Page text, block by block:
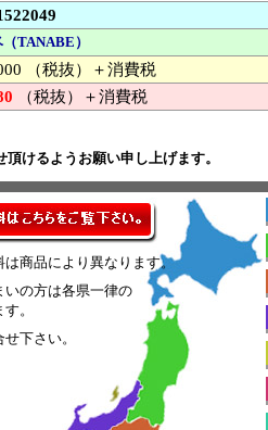
TANABE）
（税抜）＋消費税
（税抜）＋消費税
けるようお願い申し上げます。
は商品により異なります。
いの方は各県一律の
。
下さい。